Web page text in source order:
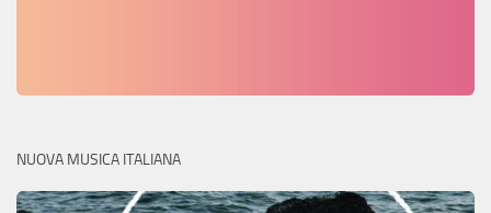
NUOVA MUSICA ITALIANA